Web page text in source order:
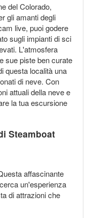
del Colorado,
gli amanti degli
live, puoi godere
sugli impianti di sci
L'atmosfera
sue piste ben curate
questa località una
di neve. Con
attuali della neve e
la tua escursione
Steamboat
affascinante
un'esperienza
di attrazioni che